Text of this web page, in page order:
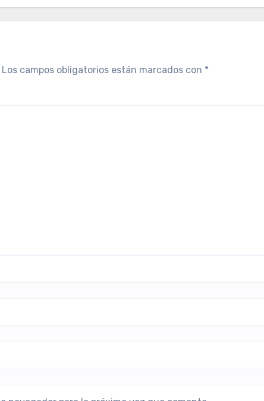
Los campos obligatorios están marcados con *